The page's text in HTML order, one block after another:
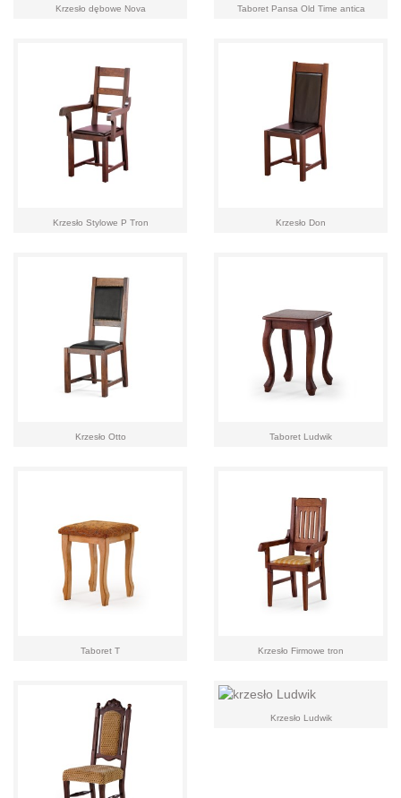
Krzesło dębowe Nova Taboret Pansa Old Time antica
Krzesło Stylowe P Tron Krzesło Don
Krzesło Otto Taboret Ludwik
Taboret T Krzesło Firmowe tron
Krzesło Ludwik